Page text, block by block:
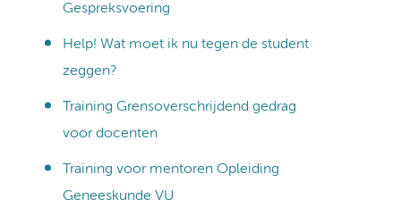
Gespreksvoering
Help! Wat moet ik nu tegen de student
zeggen?
Training Grensoverschrijdend gedrag
voor docenten
Training voor mentoren Opleiding
Geneeskunde VU